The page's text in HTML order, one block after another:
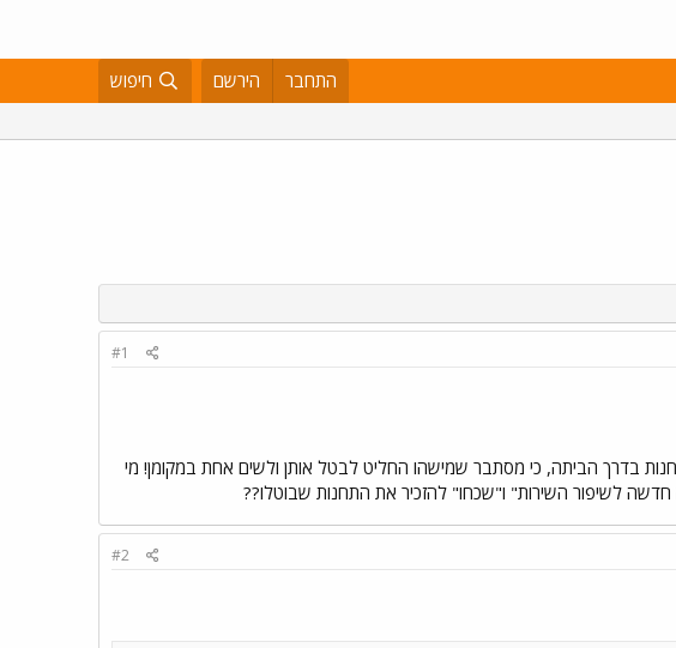
התחבר הירשם חיפוש
#1
ומי נותן את האישורים על הזזת וביטול תחנות? אתמול מצאתי את עצמי מפספס 2 תחנות בדרך הביתה, כי מסתבר שמישהו החליט לבטל אותן ולשים אחת במקומן! מי
לשיפור השירות" ו"שכחו" להזכיר את התחנות שבוטלו??
#2